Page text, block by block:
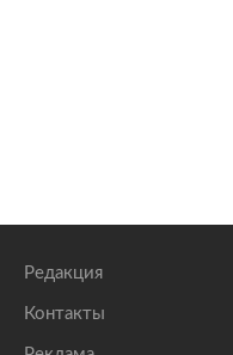
Редакция
Контакты